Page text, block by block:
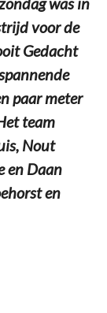
voor de
Gedacht
paar meter
team
Nout
en Daan
en